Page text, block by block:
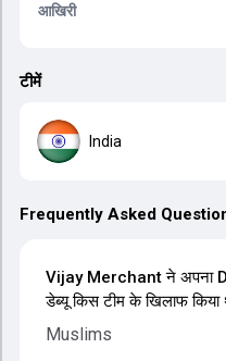
आखिरी
टीमें
India
Frequently Asked
Vijay Merchant ने अपना
डेब्यू किस टीम के खिलाफ किया
Muslims